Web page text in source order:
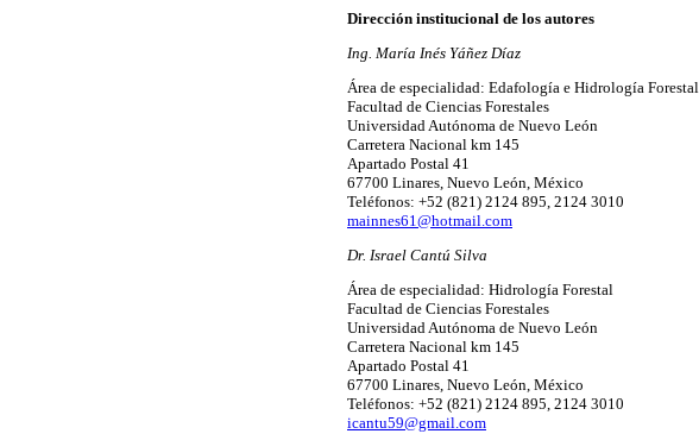
Dirección institucional de los autores
Ing. María Inés Yáñez Díaz
Área de especialidad: Edafología e Hidrología Forestal
Facultad de Ciencias Forestales
Universidad Autónoma de Nuevo León
Carretera Nacional km 145
Apartado Postal 41
67700 Linares, Nuevo León, México
Teléfonos: +52 (821) 2124 895, 2124 3010
mainnes61@hotmail.com
Dr. Israel Cantú Silva
Área de especialidad: Hidrología Forestal
Facultad de Ciencias Forestales
Universidad Autónoma de Nuevo León
Carretera Nacional km 145
Apartado Postal 41
67700 Linares, Nuevo León, México
Teléfonos: +52 (821) 2124 895, 2124 3010
icantu59@gmail.com